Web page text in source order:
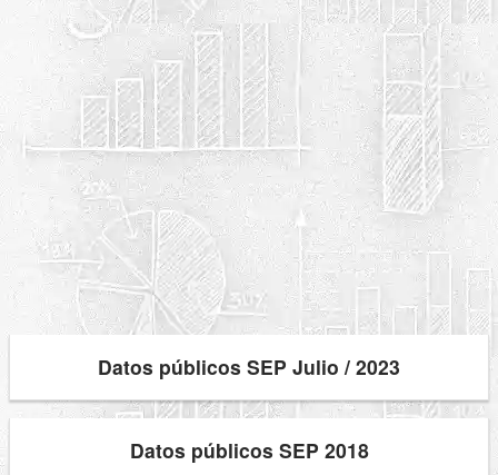
Datos públicos SEP Julio / 2023
Datos públicos SEP 2018